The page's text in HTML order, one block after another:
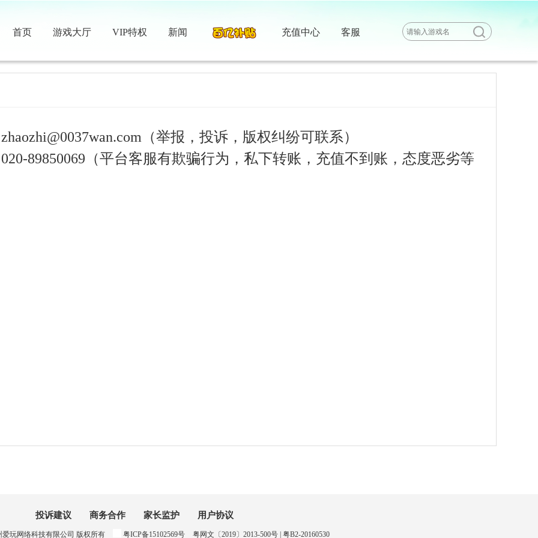
首页 游戏大厅 VIP特权 新闻 充值中心 客服
（举报，投诉，版权纠纷可联系）
89850069（平台客服有欺骗行为，私下转账，充值不到账，态度恶劣等
投诉建议 商务合作 家长监护 用户协议
爱玩网络科技有限公司 版权所有 粤ICP备15102569号 粤网文〔2019〕2013-500号 | 粤B2-20160530